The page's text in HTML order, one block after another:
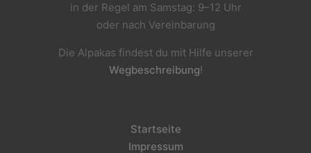
in der Regel am Samstag: 9–12 Uhr
oder nach Vereinbarung
Die Alpakas findest du mit Hilfe unserer
Wegbeschreibung!
Startseite
Impressum